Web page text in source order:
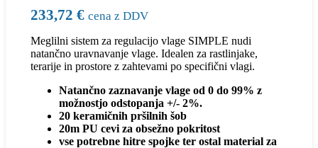
233,72 € cena z DDV
Meglilni sistem za regulacijo vlage SIMPLE nudi
natančno uravnavanje vlage. Idealen za rastlinjake,
terarije in prostore z zahtevami po specifični vlagi.
Natančno zaznavanje vlage od 0 do 99% z
možnostjo odstopanja +/- 2%.
20 keramičnih pršilnih šob
20m PU cevi za obsežno pokritost
vse potrebne hitre spojke ter ostal material za